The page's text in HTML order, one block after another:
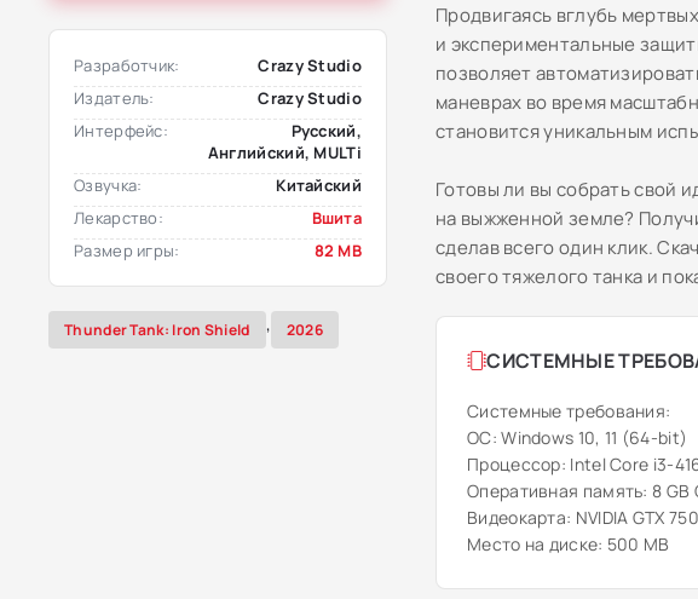
Разработчик:
Crazy Studio
Издатель:
Crazy Studio
Интерфейс:
Русский,
Английский, MULTi
Озвучка:
Китайский
Лекарство:
Вшита
Размер игры:
82 MB
Thunder Tank: Iron Shield , 2026
Продвигаясь вглубь
и экспериментальные
позволяет
маневрах во время
становится уникальным
Готовы ли вы собрать свой
на выжженной земле?
сделав всего один клик.
своего тяжелого танка и
СИСТЕМНЫЕ
Системные требования:
ОС: Windows 10, 11 (64-bit)
Процессор: Intel Core i3-
Оперативная память: 8 GB
Видеокарта: NVIDIA GTX
Место на диске: 500 MB